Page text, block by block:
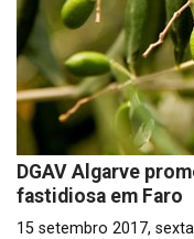
DGAV Algarve
fastidiosa em Faro
15 setembro 2017,